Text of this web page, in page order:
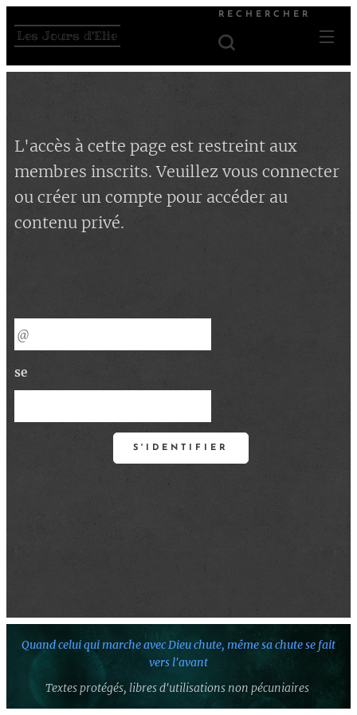
Les Jours d'Elie
RECHERCHER
L'accès à cette page est restreint aux
membres inscrits. Veuillez vous connecter
ou créer un compte pour accéder au
contenu privé.
se
S'IDENTIFIER
Quand celui qui marche avec Dieu chute, même sa chute se fait
vers l'avant
Textes protégés, libres d'utilisations non pécuniaires